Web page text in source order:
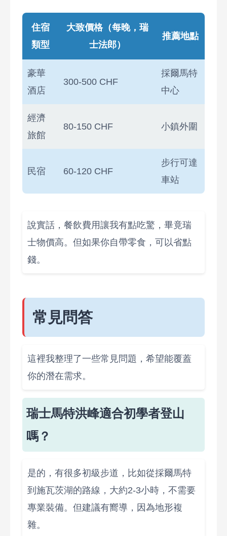
住宿
類型
大致價格（每晚，瑞
士法郎）
推薦地點
豪華
酒店
300-500 CHF
採爾馬特
中心
經濟
旅館
80-150 CHF 小鎮外圍
民宿 60-120 CHF
步行可達
車站
說實話，餐飲費用讓我有點吃驚，畢竟瑞
士物價高。但如果你自帶零食，可以省點
錢。
常見問答
這裡我整理了一些常見問題，希望能覆蓋
你的潛在需求。
瑞士馬特洪峰適合初學者登山
嗎？
是的，有很多初級步道，比如從採爾馬特
到施瓦茨湖的路線，大約2-3小時，不需要
專業裝備。但建議有嚮導，因為地形複
雜。